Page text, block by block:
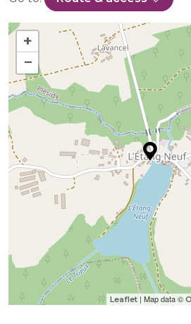
+
−
Leaflet | Map data ©